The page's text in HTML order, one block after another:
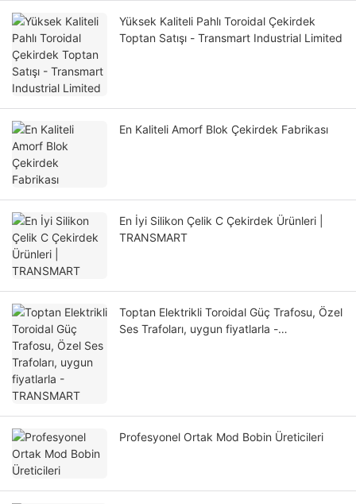
Yüksek Kaliteli Pahlı Toroidal Çekirdek
Toptan Satışı - Transmart Industrial Limited
En Kaliteli Amorf Blok Çekirdek Fabrikası
En İyi Silikon Çelik C Çekirdek Ürünleri |
TRANSMART
Toptan Elektrikli Toroidal Güç Trafosu, Özel
Ses Trafoları, uygun fiyatlarla -
Profesyonel Ortak Mod Bobin Üreticileri